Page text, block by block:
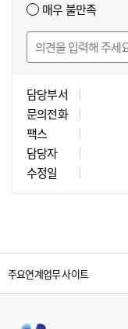
매우 불만족
담당부서
문의전화
팩스
담당자
수정일
주요연계업무 사이트